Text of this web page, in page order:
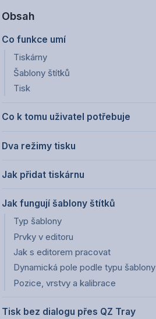
Obsah
Co funkce umí
Tiskárny
Šablony štítků
Tisk
Co k tomu uživatel potřebuje
Dva režimy tisku
Jak přidat tiskárnu
Jak fungují šablony štítků
Typ šablony
Prvky v editoru
Jak s editorem pracovat
Dynamická pole podle typu šablony
Pozice, vrstvy a kalibrace
Tisk bez dialogu přes QZ Tray